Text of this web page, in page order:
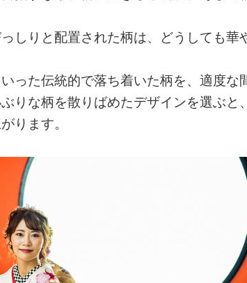
しりと配置された柄は、どうしても華
った伝統的で落ち着いた柄を、適度な
りな柄を散りばめたデザインを選ぶと
ります。